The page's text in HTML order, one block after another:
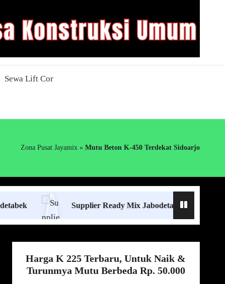
Sewa Lift Cor
Zona Pusat Jayamix » Mutu Beton K-450 Terdekat Sidoarjo
Supplier Ready Mix Jabodetabek
Harga K 225 Terbaru, Untuk Naik &
Turunmya Mutu Berbeda Rp. 50.000